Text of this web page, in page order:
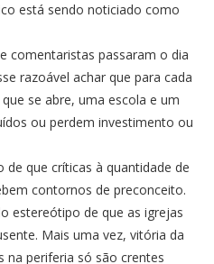
está sendo noticiado como
comentaristas passaram o dia
razoável achar que para cada
se abre, uma escola e um
ou perdem investimento ou
que críticas à quantidade de
contornos de preconceito.
estereótipo de que as igrejas
Mais uma vez, vitória da
na periferia só são crentes